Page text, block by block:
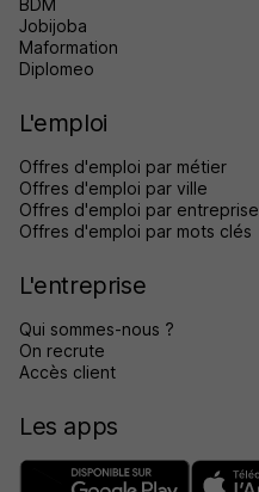
BDM
Jobijoba
Maformation
Diplomeo
L'emploi
Offres d'emploi par métier
Offres d'emploi par ville
Offres d'emploi par entreprise
Offres d'emploi par mots clés
L'entreprise
Qui sommes-nous ?
On recrute
Accès client
Les apps